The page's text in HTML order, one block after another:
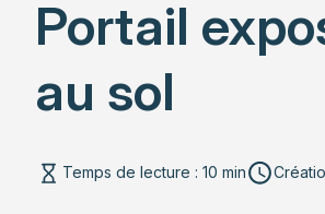
Portail
au sol
Temps de lecture : 10 min